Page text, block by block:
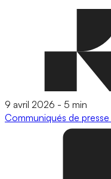
9 avril 2026 - 5 min
Communiqués de presse